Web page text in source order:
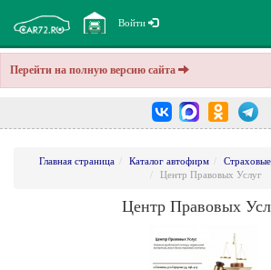
Перейти на полную версию сайта
Войти
Главная страница Каталог автофирм
Центр Правовых Услуг
Центр Правовых